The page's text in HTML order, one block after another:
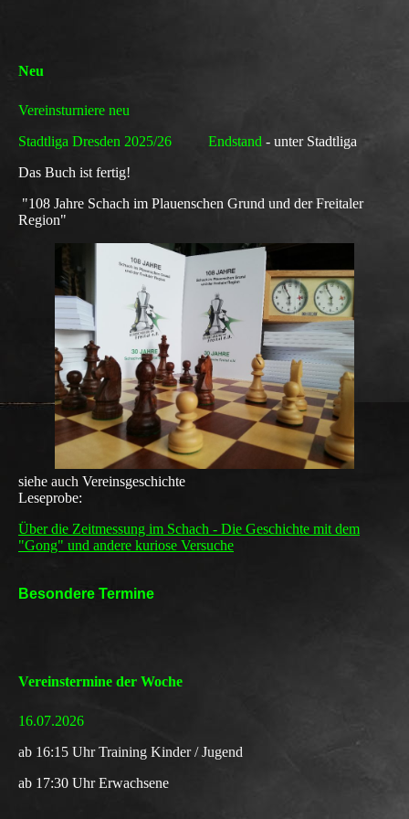
Neu
Vereinsturniere neu
Stadtliga Dresden 2025/26 Endstand - unter Stadtliga
Das Buch ist fertig!
"108 Jahre Schach im Plauenschen Grund und der Freitaler
Region"
siehe auch Vereinsgeschichte
Leseprobe:
Über die Zeitmessung im Schach - Die Geschichte mit dem
"Gong" und andere kuriose Versuche
Besondere Termine
Vereinstermine der Woche
16.07.2026
ab 16:15 Uhr Training Kinder / Jugend
ab 17:30 Uhr Erwachsene